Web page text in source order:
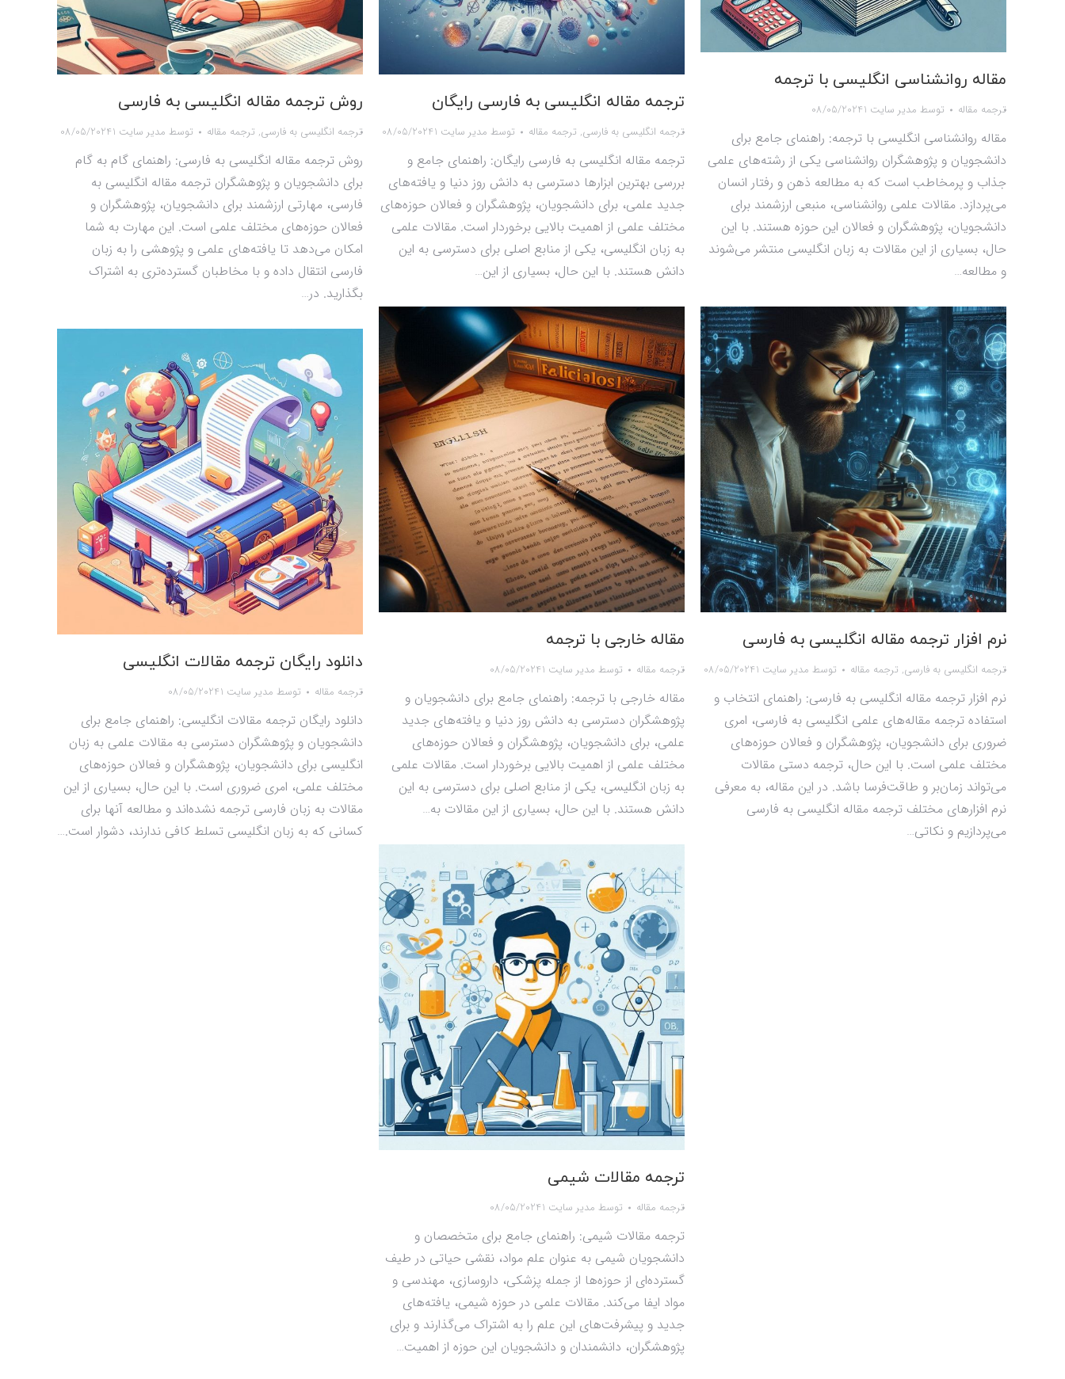
مقاله روانشناسی انگلیسی با ترجمه
ترجمه مقاله توسط مدیر سایت 1 08/05/2024
مقاله روانشناسی انگلیسی با ترجمه: راهنمای جامع برای
دانشجویان و پژوهشگران روانشناسی یکی از رشته‌های علمی
جذاب و پرمخاطب است که به مطالعه ذهن و رفتار انسان
می‌پردازد. مقالات علمی روانشناسی، منبعی ارزشمند برای
دانشجویان، پژوهشگران و فعالان این حوزه هستند. با این
حال، بسیاری از این مقالات به زبان انگلیسی منتشر می‌شوند
و مطالعه…
روش ترجمه مقاله انگلیسی به فارسی
ترجمه انگلیسی به فارسی, ترجمه مقاله توسط مدیر سایت 1 08/05/2024
روش ترجمه مقاله انگلیسی به فارسی: راهنمای گام به گام
برای دانشجویان و پژوهشگران ترجمه مقاله انگلیسی به
فارسی، مهارتی ارزشمند برای دانشجویان، پژوهشگران و
فعالان حوزه‌های مختلف علمی است. این مهارت به شما
امکان می‌دهد تا یافته‌های علمی و پژوهشی را به زبان
فارسی انتقال داده و با مخاطبان گسترده‌تری به اشتراک
بگذارید. در…
ترجمه مقاله انگلیسی به فارسی رایگان
ترجمه انگلیسی به فارسی, ترجمه مقاله توسط مدیر سایت 1 08/05/2024
ترجمه مقاله انگلیسی به فارسی رایگان: راهنمای جامع و
بررسی بهترین ابزارها دسترسی به دانش روز دنیا و یافته‌های
جدید علمی، برای دانشجویان، پژوهشگران و فعالان حوزه‌های
مختلف علمی از اهمیت بالایی برخوردار است. مقالات علمی
به زبان انگلیسی، یکی از منابع اصلی برای دسترسی به این
دانش هستند. با این حال، بسیاری از این…
مقاله خارجی با ترجمه
ترجمه مقاله توسط مدیر سایت 1 08/05/2024
مقاله خارجی با ترجمه: راهنمای جامع برای دانشجویان و
پژوهشگران دسترسی به دانش روز دنیا و یافته‌های جدید
علمی، برای دانشجویان، پژوهشگران و فعالان حوزه‌های
مختلف علمی از اهمیت بالایی برخوردار است. مقالات علمی
به زبان انگلیسی، یکی از منابع اصلی برای دسترسی به این
دانش هستند. با این حال، بسیاری از این مقالات به…
نرم افزار ترجمه مقاله انگلیسی به فارسی
ترجمه انگلیسی به فارسی, ترجمه مقاله توسط مدیر سایت 1 08/05/2024
نرم افزار ترجمه مقاله انگلیسی به فارسی: راهنمای انتخاب و
استفاده ترجمه مقاله‌های علمی انگلیسی به فارسی، امری
ضروری برای دانشجویان، پژوهشگران و فعالان حوزه‌های
مختلف علمی است. با این حال، ترجمه دستی مقالات
می‌تواند زمان‌بر و طاقت‌فرسا باشد. در این مقاله، به معرفی
نرم افزارهای مختلف ترجمه مقاله انگلیسی به فارسی
می‌پردازیم و نکاتی…
دانلود رایگان ترجمه مقالات انگلیسی
ترجمه مقاله توسط مدیر سایت 1 08/05/2024
دانلود رایگان ترجمه مقالات انگلیسی: راهنمای جامع برای
دانشجویان و پژوهشگران دسترسی به مقالات علمی به زبان
انگلیسی برای دانشجویان، پژوهشگران و فعالان حوزه‌های
مختلف علمی، امری ضروری است. با این حال، بسیاری از این
مقالات به زبان فارسی ترجمه نشده‌اند و مطالعه آنها برای
کسانی که به زبان انگلیسی تسلط کافی ندارند، دشوار است.…
ترجمه مقالات شیمی
ترجمه مقاله توسط مدیر سایت 1 08/05/2024
ترجمه مقالات شیمی: راهنمای جامع برای متخصصان و
دانشجویان شیمی به عنوان علم مواد، نقشی حیاتی در طیف
گسترده‌ای از حوزه‌ها از جمله پزشکی، داروسازی، مهندسی و
مواد ایفا می‌کند. مقالات علمی در حوزه شیمی، یافته‌های
جدید و پیشرفت‌های این علم را به اشتراک می‌گذارند و برای
پژوهشگران، دانشمندان و دانشجویان این حوزه از اهمیت…